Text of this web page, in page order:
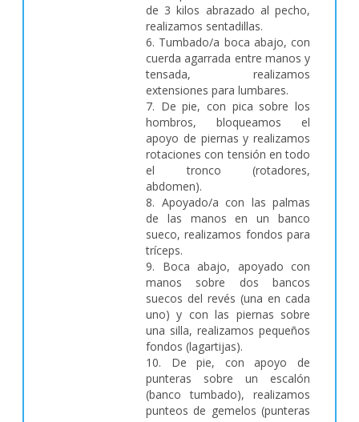
de 3 kilos abrazado al pecho,
realizamos sentadillas.
6. Tumbado/a boca abajo, con
cuerda agarrada entre manos y
tensada, realizamos
extensiones para lumbares.
7. De pie, con pica sobre los
hombros, bloqueamos el
apoyo de piernas y realizamos
rotaciones con tensión en todo
el tronco (rotadores,
abdomen).
8. Apoyado/a con las palmas
de las manos en un banco
sueco, realizamos fondos para
tríceps.
9. Boca abajo, apoyado con
manos sobre dos bancos
suecos del revés (una en cada
uno) y con las piernas sobre
una silla, realizamos pequeños
fondos (lagartijas).
10. De pie, con apoyo de
punteras sobre un escalón
(banco tumbado), realizamos
punteos de gemelos (punteras